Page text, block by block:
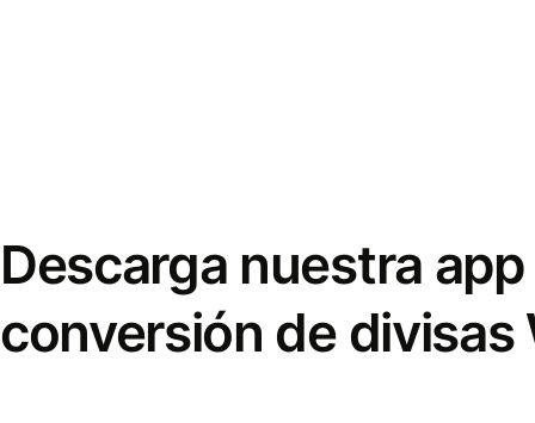
Descarga nuestra
conversión de divisas